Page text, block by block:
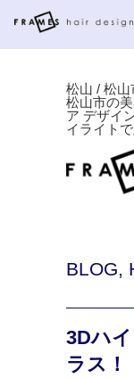
松山 / 松
松山市の
ア デザイ
イライト
BLOG,
3Dハ
ラス！